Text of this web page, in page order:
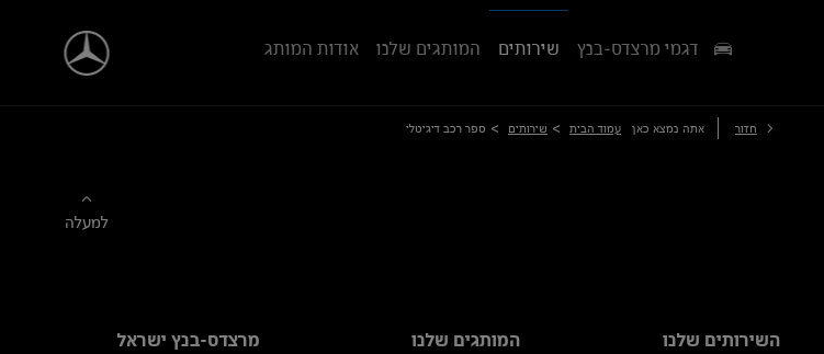
דגמי מרצדס-בנץ שירותים המותגים שלנו אודות המותג
חזור אתה נמצא כאן עמוד הבית > שירותים > ספר רכב דיגיטלי
למעלה
השירותים שלנו המותגים שלנו מרצדס-בנץ ישראל